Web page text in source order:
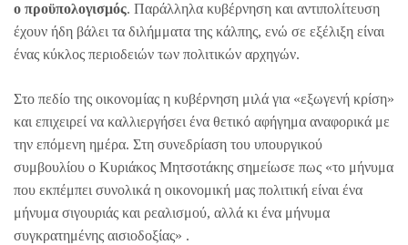
ο προϋπολογισμός. Παράλληλα κυβέρνηση και αντιπολίτευση
έχουν ήδη βάλει τα διλήμματα της κάλπης, ενώ σε εξέλιξη είναι
ένας κύκλος περιοδειών των πολιτικών αρχηγών.
Στο πεδίο της οικονομίας η κυβέρνηση μιλά για «εξωγενή κρίση»
και επιχειρεί να καλλιεργήσει ένα θετικό αφήγημα αναφορικά με
την επόμενη ημέρα. Στη συνεδρίαση του υπουργικού
συμβουλίου ο Κυριάκος Μητσοτάκης σημείωσε πως «το μήνυμα
που εκπέμπει συνολικά η οικονομική μας πολιτική είναι ένα
μήνυμα σιγουριάς και ρεαλισμού, αλλά κι ένα μήνυμα
συγκρατημένης αισιοδοξίας» .